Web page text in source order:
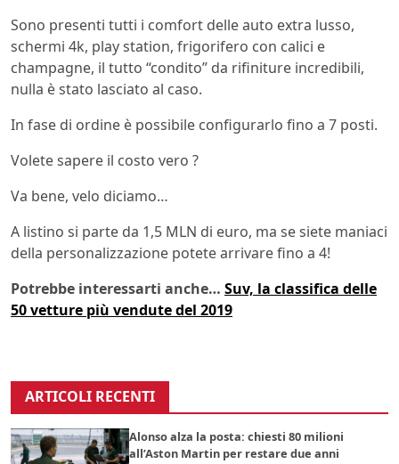
Sono presenti tutti i comfort delle auto extra lusso,
schermi 4k, play station, frigorifero con calici e
champagne, il tutto “condito” da rifiniture incredibili,
nulla è stato lasciato al caso.
In fase di ordine è possibile configurarlo fino a 7 posti.
Volete sapere il costo vero ?
Va bene, velo diciamo…
A listino si parte da 1,5 MLN di euro, ma se siete maniaci
della personalizzazione potete arrivare fino a 4!
Potrebbe interessarti anche… Suv, la classifica delle
50 vetture più vendute del 2019
ARTICOLI RECENTI
Alonso alza la posta: chiesti 80 milioni
all’Aston Martin per restare due anni